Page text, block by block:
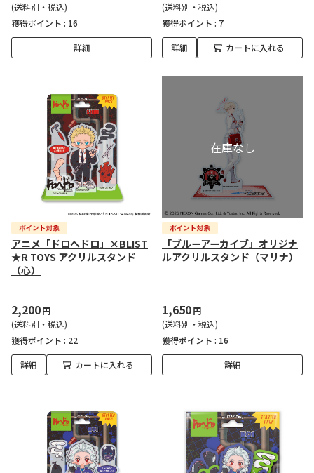
(送料別・税込)
獲得ポイント : 16
詳細
(送料別・税込)
獲得ポイント : 7
詳細 カートに入れる
アニメ「ドロヘドロ」×BLIST
★R TOYS アクリルスタンド
（心）
2,200円
(送料別・税込)
獲得ポイント : 22
詳細 カートに入れる
「ブルーアーカイブ」オリジナ
ルアクリルスタンド（マリナ）
1,650円
(送料別・税込)
獲得ポイント : 16
詳細